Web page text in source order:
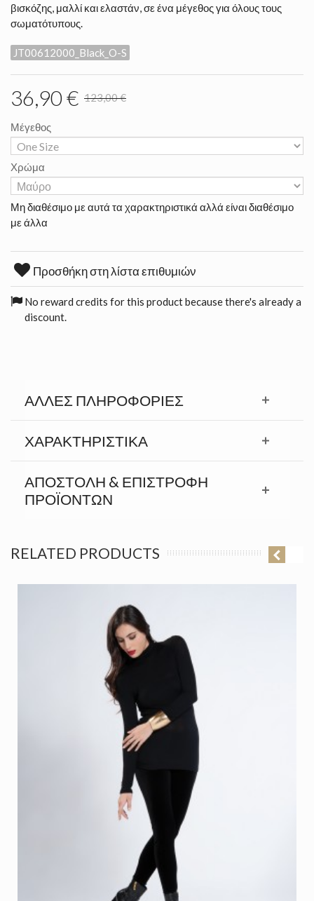
βισκόζης, μαλλί και ελαστάν, σε ένα μέγεθος για όλους τους
σωματότυπους.
JT00612000_Black_O-S
36,90 € 123,00 €
Μέγεθος
Χρώμα
Μη διαθέσιμο με αυτά τα χαρακτηριστικά αλλά είναι διαθέσιμο
με άλλα
Προσθήκη στη λίστα επιθυμιών
No reward credits for this product because there's already a
discount.
ΆΛΛΕΣ ΠΛΗΡΟΦΟΡΊΕΣ
ΧΑΡΑΚΤΗΡΙΣΤΙΚΆ
ΑΠΟΣΤΟΛΉ & ΕΠΙΣΤΡΟΦΉ
ΠΡΟΪΟΝΤΩΝ
RELATED PRODUCTS